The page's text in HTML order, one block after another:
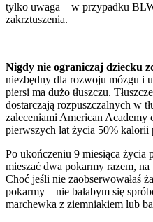
tylko uwaga – w przypadku
zakrztuszenia.
Nigdy nie ograniczaj dziecku
niezbędny dla rozwoju mózgu i
piersi ma dużo tłuszczu.
dostarczają rozpuszczalnych w
zaleceniami American Academy
pierwszych lat życia 50% kalorii
Po ukończeniu 9 miesiąca życia
mieszać dwa pokarmy razem,
Choć jeśli nie zaobserwowałaś
pokarmy – nie bałabym się
marchewka z ziemniakiem lub